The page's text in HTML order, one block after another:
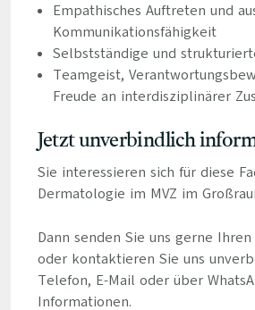
Empathisches Auftreten und
Kommunikationsfähigkeit
Selbstständige und
Teamgeist,
Freude an interdisziplinärer
Jetzt unverbindlich
Sie interessieren sich für diese
Dermatologie im MVZ im
Dann senden Sie uns gerne
oder kontaktieren Sie uns
Telefon, E-Mail oder über
Informationen.